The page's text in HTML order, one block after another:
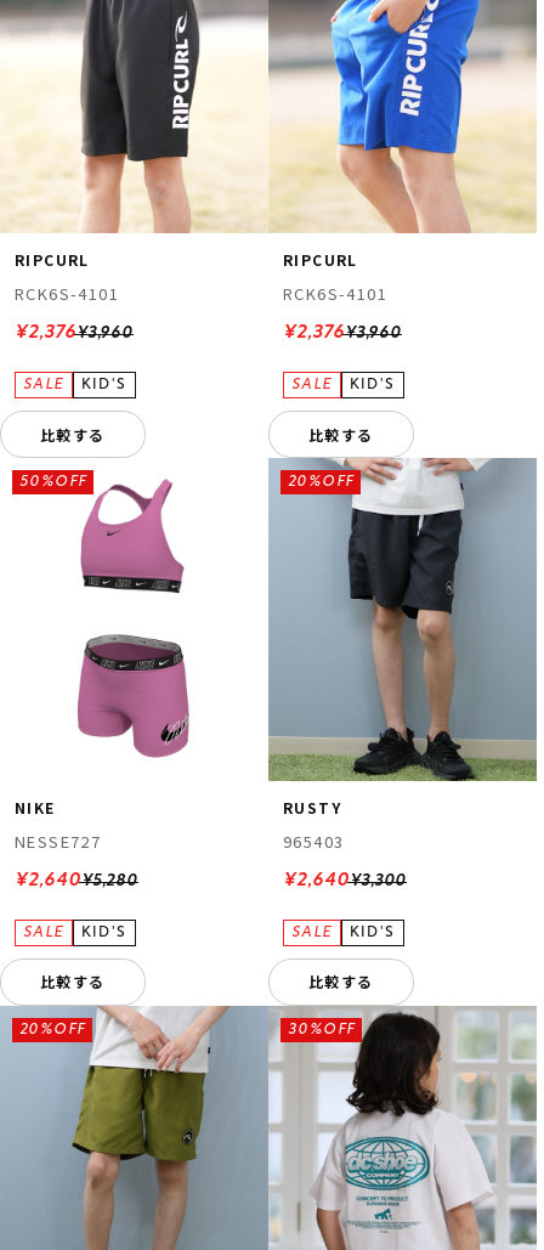
RIPCURL
RCK6S-4101
¥3,960
¥2,376
比較する
RIPCURL
RCK6S-4101
¥3,960
¥2,376
比較する
NIKE
NESSE727
¥5,280
50%OFF
¥2,640
比較する
RUSTY
965403
¥3,300
20%OFF
¥2,640
比較する
20%OFF 30%OFF